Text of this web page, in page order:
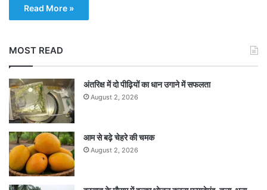
Read More »
MOST READ
अंतरिक्ष में दो पीढ़ियों का धान उगाने में सफलता
August 2, 2026
आम से बढ़े चेहरे की चमक
August 2, 2026